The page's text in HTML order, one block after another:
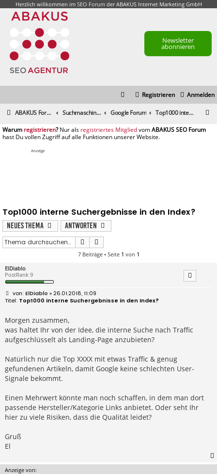
Herzlich willkommen im SEO Forumder ABAKUS Internet Marketing GmbH
Newsletter
abonnieren
Anmelden
Registrieren
ABAKUS Foren-Übersicht Suchmaschinenmarketing (SEM) / Suchmaschinenoptimierung (SEO) Google Forum Top1000 interne Suchergebnisse in den Index?
registrieren registriertes Mitglied
Anzeige
Top1000 interne Suchergebnisse in den Index?
Neues Thema
Antworten
Suche
7 Beiträge • Seite 1 von 1
ElDiablo
PostRank 9
B
e
i
r
a
g
ElDiablo » 26.01.2018, 11:09
Top1000 interne Suchergebnisse in den Index?
Morgen zusammen,
was haltet Ihr von der Idee, die interne Suche nach Traffic
aufgeschlüsselt als Landing-Page anzubieten?
Natürlich nur die Top XXXX mit etwas Traffic & genug
gefundenen Artikeln, damit Google keine schlechten User-
Signale bekommt.
Einen Mehrwert könnte man noch schaffen, in dem man dort
passende Hersteller/Kategorie Links anbietet. Oder seht Ihr
hier zu viele Risiken, dass die Qualität leidet?
Gruß
El
Anzeige von: